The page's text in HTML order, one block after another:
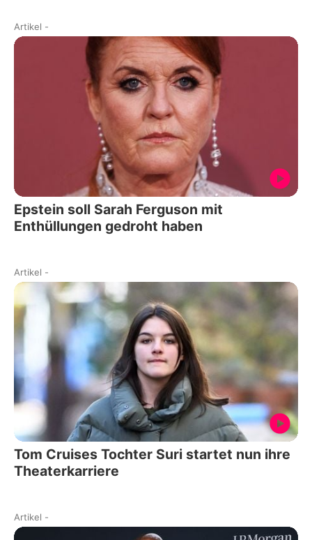
Artikel -
Epstein soll Sarah Ferguson mit
Enthüllungen gedroht haben
Artikel -
Tom Cruises Tochter Suri startet nun ihre
Theaterkarriere
Artikel -